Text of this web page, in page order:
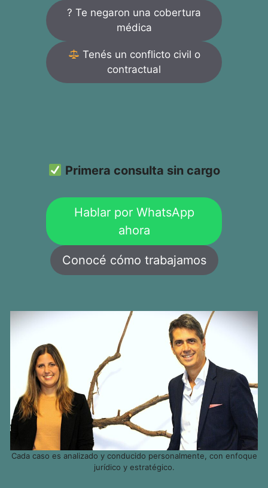
? Te negaron una cobertura
médica
Tenés un conflicto civil o
contractual
Primera consulta sin cargo
Hablar por WhatsApp
ahora
Conocé cómo trabajamos
Cada caso es analizado y conducido personalmente, con enfoque
jurídico y estratégico.